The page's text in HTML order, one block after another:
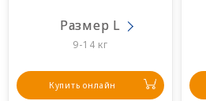
Размер L
9-14 кг
Купить онлайн